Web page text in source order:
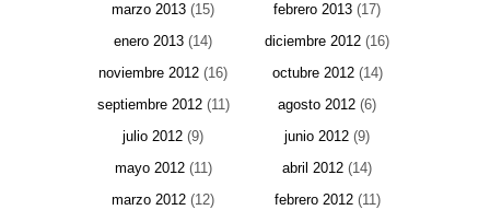
marzo 2013 (15) febrero 2013 (17)
enero 2013 (14) diciembre 2012 (16)
noviembre 2012 (16) octubre 2012(14)
septiembre 2012(11) agosto 2012 (6)
julio 2012 (9) junio 2012 (9)
mayo 2012(11) abril 2012 (14)
marzo 2012 (12) febrero 2012(11)